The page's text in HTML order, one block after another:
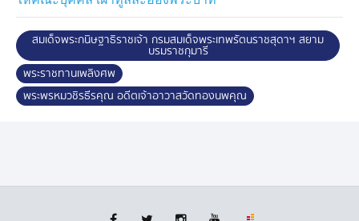
มามอบทุนการศึกษาแก่นักเรียนที่เรียนดี มีความประพฤติดี
แต่ขาดแคลนทุนทรัพย์เป็นประจำทุกปี
พระพรหมวชิรธีรคุณ ยังเป็นผู้มีความเชี่ยวชาญในการแสดง
พระธรรมเทศนา ได้รับการอารธนาเข้าไปถวายพระธรรม
เทศนา เนื่องในการที่พระบาทสมเด็จพระเจ้าอยู่หัว และ
พระพุทธศาสนา จากมหาวิทยาลัยมหาจุฬาลงกรณราช
สมเด็จพระกนิษฐาธิราชเจ้า กรมสมเด็จพระเทพรัตนราชสุดาฯ สยาม
บรมราชกุมารี
พระราชทานเพลิงศพ
พระพรหมวชิรธีรคุณ อดีตเจ้าอาวาสวัดทองนพคุณ